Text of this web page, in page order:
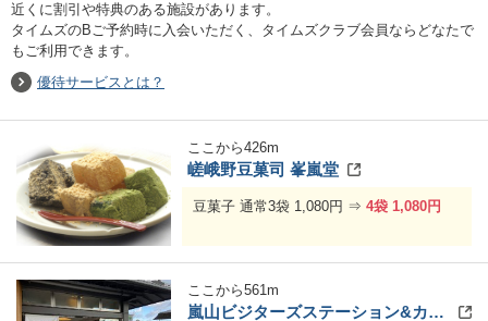
近くに割引や特典のある施設があります。
タイムズのBご予約時に入会いただく、タイムズクラブ会員ならどなたで
もご利用できます。
優待サービスとは？
ここから426m
嵯峨野豆菓司 峯嵐堂
豆菓子 通常3袋 1,080円 ⇒ 4袋 1,080円
ここから561m
嵐山ビジターズステーション&カフェ